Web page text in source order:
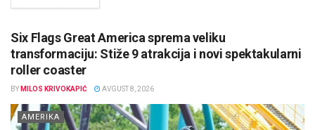
Six Flags Great America sprema veliku
transformaciju: Stiže 9 atrakcija i novi spektakularni
roller coaster
BY MILOS KRIVOKAPIĆ AVGUST 8, 2026
AMERIKA